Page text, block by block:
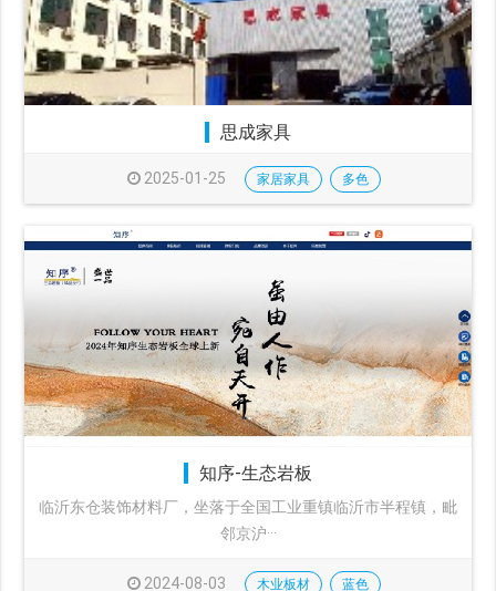
思成家具
2025-01-25 家居家具 多色
知序-生态岩板
临沂东仓装饰材料厂，坐落于全国工业重镇临沂市半程镇，毗
邻京沪···
2024-08-03 木业板材 蓝色